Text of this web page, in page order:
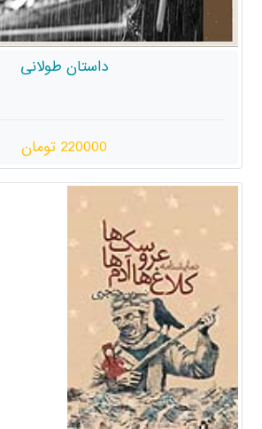
داستان طولانی
220000 تومان